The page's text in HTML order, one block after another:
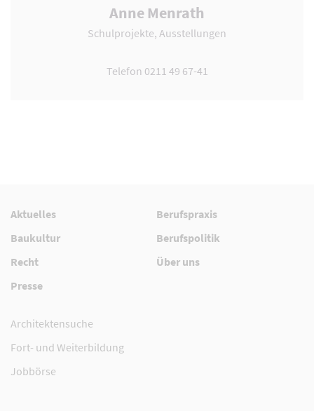
Anne Menrath
Schulprojekte, Ausstellungen
Telefon 0211 49 67-41
Aktuelles
Berufspraxis
Baukultur
Berufspolitik
Recht
Über uns
Presse
Architektensuche
Fort- und Weiterbildung
Jobbörse